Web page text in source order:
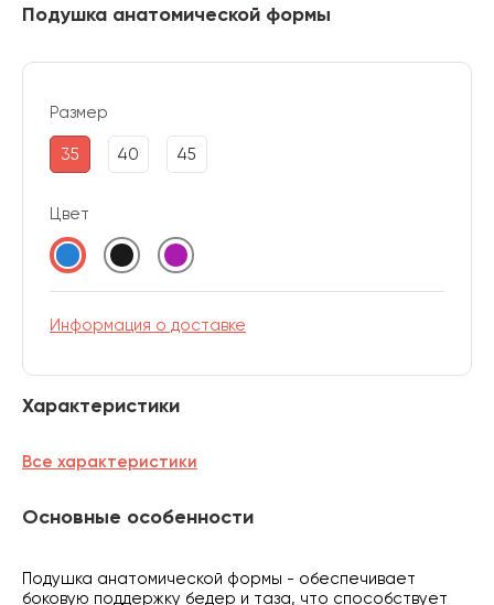
Подушка анатомической формы
Характеристики
Все характеристики
Размер
35 40 45
Цвет
Информация о доставке
Основные особенности
Подушка анатомической формы - обеспечивает
боковую поддержку бедер и таза, что способствует